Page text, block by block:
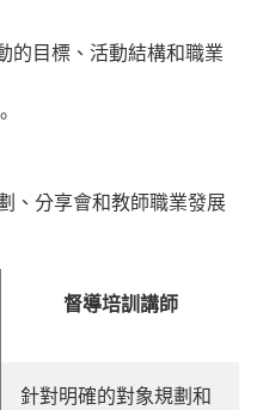
的目標、活動結構和職業
、分享會和教師職業發展
督導培訓講師
針對明確的對象規劃和